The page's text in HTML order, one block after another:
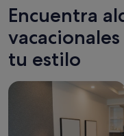
últimas
24 horas
para
una
estancia
de
1 noche
y
Encuentra
tu estilo
Buscar apartoteles